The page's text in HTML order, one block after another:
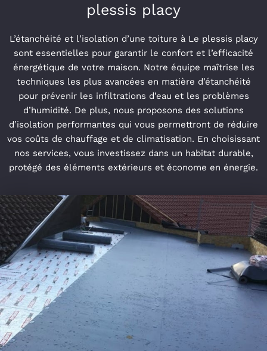
plessis placy
L’étanchéité et l’isolation d’une toiture à Le plessis placy
sont essentielles pour garantir le confort et l’efficacité
énergétique de votre maison. Notre équipe maîtrise les
techniques les plus avancées en matière d’étanchéité
pour prévenir les infiltrations d’eau et les problèmes
d’humidité. De plus, nous proposons des solutions
d’isolation performantes qui vous permettront de réduire
vos coûts de chauffage et de climatisation. En choisissant
nos services, vous investissez dans un habitat durable,
protégé des éléments extérieurs et économe en énergie.